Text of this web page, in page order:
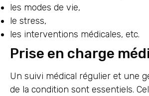
les modes de vie,
le stress,
les interventions médicales, etc.
Prise en charge
Un suivi médical régulier et une
de la condition sont essentiels.